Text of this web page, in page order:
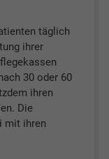
täglich
ihrer
30 oder 60
ihren
Die
mit ihren